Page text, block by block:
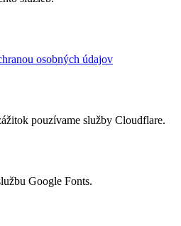
osobných údajov
pouzívame služby Cloudflare.
Google Fonts.